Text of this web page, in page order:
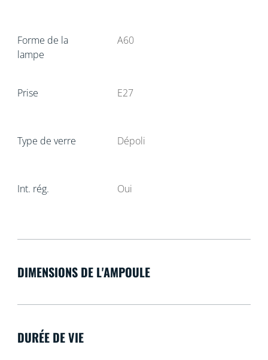
Forme de la
lampe
A60
Prise E27
Type de verre Dépoli
Int. rég. Oui
DIMENSIONS DE L'AMPOULE
DURÉE DE VIE